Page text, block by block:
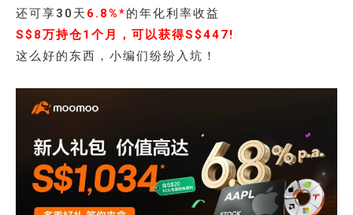
还可享30天 6.8%*的年化利率收益
S$8万持仓1个月，可以获得S$447!
这么好的东西，小编们纷纷入坑！